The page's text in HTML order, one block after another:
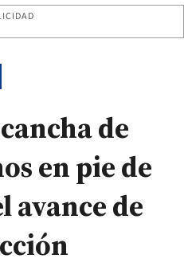
de
en pie de
avance de